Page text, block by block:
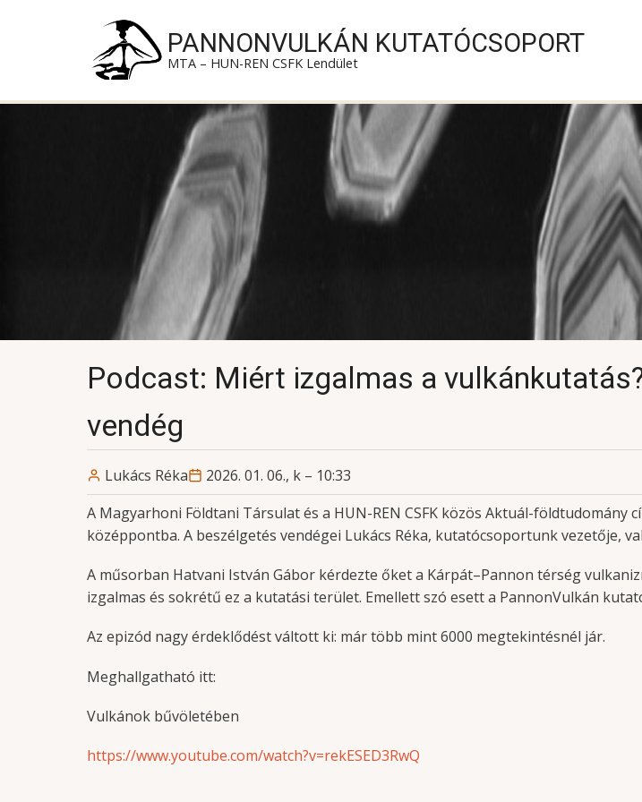
PANNONVULKÁN KUTATÓCSOPORT
MTA – HUN-REN CSFK Lendület
Podcast: Miért izgalmas a
vendég
Lukács Réka
2026. 01. 06., k – 10:33
A Magyarhoni Földtani Társulat és a HUN-REN CSFK közös Aktuál-
középpontba. A beszélgetés vendégei Lukács Réka, kutatócsoportunk vezetője,
A műsorban Hatvani István Gábor kérdezte őket a Kárpát–Pannon térség
izgalmas és sokrétű ez a kutatási terület. Emellett szó esett a PannonVulkán
Az epizód nagy érdeklődést váltott ki: már több mint 6000 megtekintésnél jár.
Meghallgatható itt:
Vulkánok bűvöletében
https://www.youtube.com/watch?v=rekESED3RwQ